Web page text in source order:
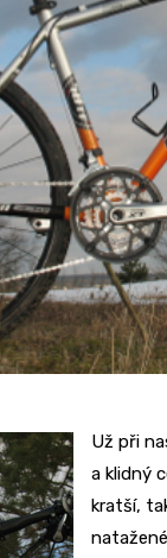
Už při
a klidný
kratší,